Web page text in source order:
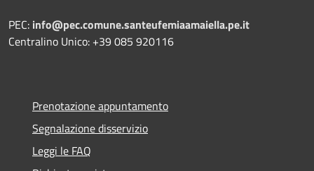
PEC: info@pec.comune.santeufemiaamaiella.pe.it
Centralino Unico: +39 085 920116
Prenotazione appuntamento
Segnalazione disservizio
Leggi le FAQ